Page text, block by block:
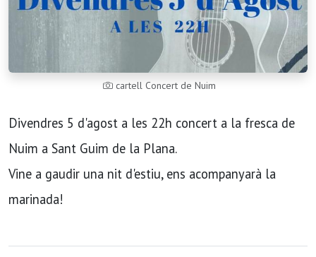
cartell Concert de Nuim
Divendres 5 d'agost a les 22h concert a la fresca de
Nuim a Sant Guim de la Plana.
Vine a gaudir una nit d'estiu, ens acompanyarà la
marinada!